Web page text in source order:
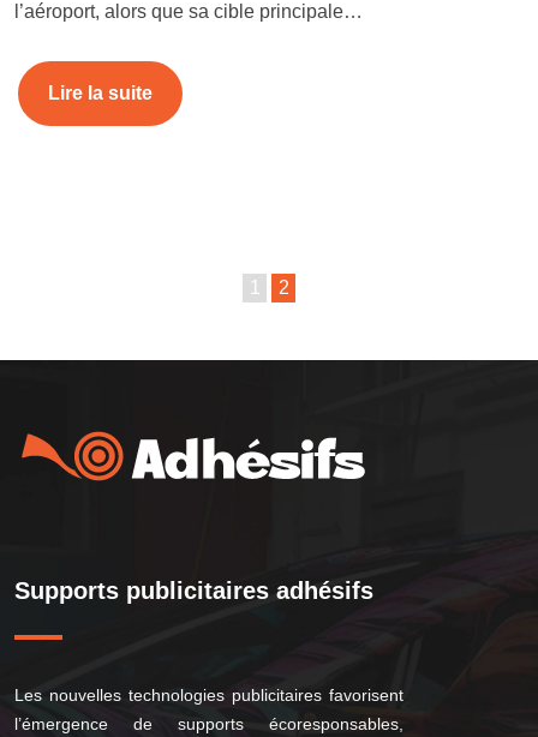
l’aéroport, alors que sa cible principale…
Lire la suite
1 2
Supports publicitaires adhésifs
Les nouvelles technologies publicitaires favorisent
l’émergence de supports écoresponsables,